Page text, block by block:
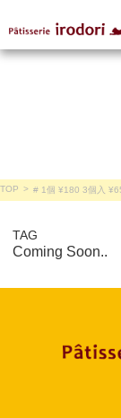
TOP > # 1個 ¥180 3個入
TAG
Coming Soon..